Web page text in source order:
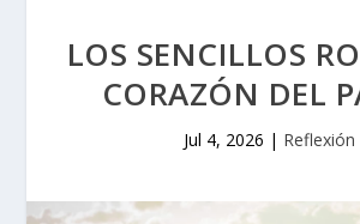
LOS SENCILLOS
CORAZÓN DEL
Jul 4, 2026 | Reflexión